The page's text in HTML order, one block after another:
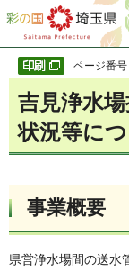
彩の国 埼玉県
ページ番
吉見浄水
状況等に
事業概要
県営浄水場間の送水